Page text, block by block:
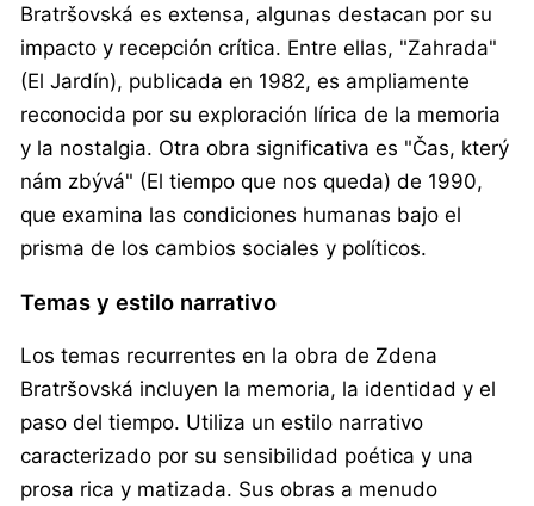
Bratršovská es extensa, algunas destacan por su
impacto y recepción crítica. Entre ellas, "Zahrada"
(El Jardín), publicada en 1982, es ampliamente
reconocida por su exploración lírica de la memoria
y la nostalgia. Otra obra significativa es "Čas, který
nám zbývá" (El tiempo que nos queda) de 1990,
que examina las condiciones humanas bajo el
prisma de los cambios sociales y políticos.
Temas y estilo narrativo
Los temas recurrentes en la obra de Zdena
Bratršovská incluyen la memoria, la identidad y el
paso del tiempo. Utiliza un estilo narrativo
caracterizado por su sensibilidad poética y una
prosa rica y matizada. Sus obras a menudo